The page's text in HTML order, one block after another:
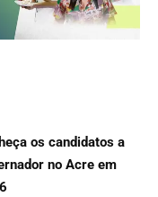
os candidatos a
no Acre em